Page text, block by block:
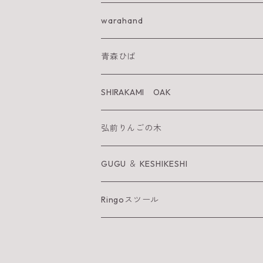
IWA KI SUN
SHIRAKAMI sanchi
太陽を纏うりんご
Neckiace
Bracelet
warahand
青森ひば
SHIRAKAMI OAK
Tsugara Table
Tsugara Chair
弘前りんごの木
お箸
箸置き
GUGU ＆ KESHIKESHI
GUGU
Ringoスツール